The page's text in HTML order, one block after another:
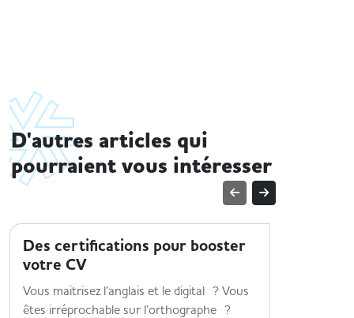
D'autres articles qui
pourraient vous intéresser
Des certifications pour booster
votre CV
Vous maitrisez l’anglais et le digital ? Vous
êtes irréprochable sur l’orthographe ?